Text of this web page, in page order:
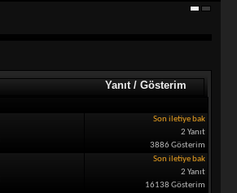
Yanıt/Gösterim
Son iletiye bak
2 Yanıt
3886 Gösterim
Son iletiye bak
2 Yanıt
16138 Gösterim